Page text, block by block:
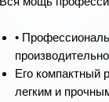
•
Его компактный
легким и